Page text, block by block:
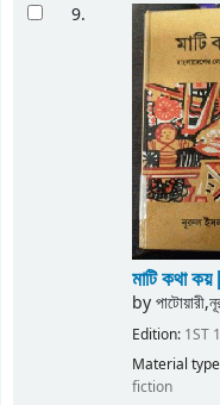
9.
মাটি কথা কয়
by
Edition: 1ST
Material
fiction